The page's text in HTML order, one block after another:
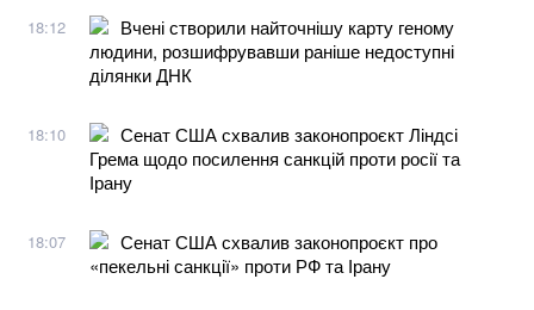
18:12
Вчені створили найточнішу карту геному
людини, розшифрувавши раніше недоступні
ділянки ДНК
18:10
Сенат США схвалив законопроєкт Ліндсі
Грема щодо посилення санкцій проти росії та
Ірану
18:07
Сенат США схвалив законопроєкт про
«пекельні санкції» проти РФ та Ірану